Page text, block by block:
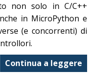
non solo in C/C++
in MicroPython e
(e concorrenti) di
Continua a leggere